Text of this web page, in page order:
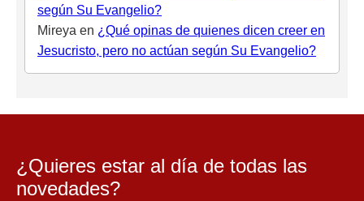
según Su Evangelio?
Mireya en ¿Qué opinas de quienes dicen creer en
Jesucristo, pero no actúan según Su Evangelio?
¿Quieres estar al día de todas las
novedades?